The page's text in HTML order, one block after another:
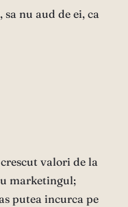
nu aud de ei, ca
valori de la
marketingul;
putea incurca pe